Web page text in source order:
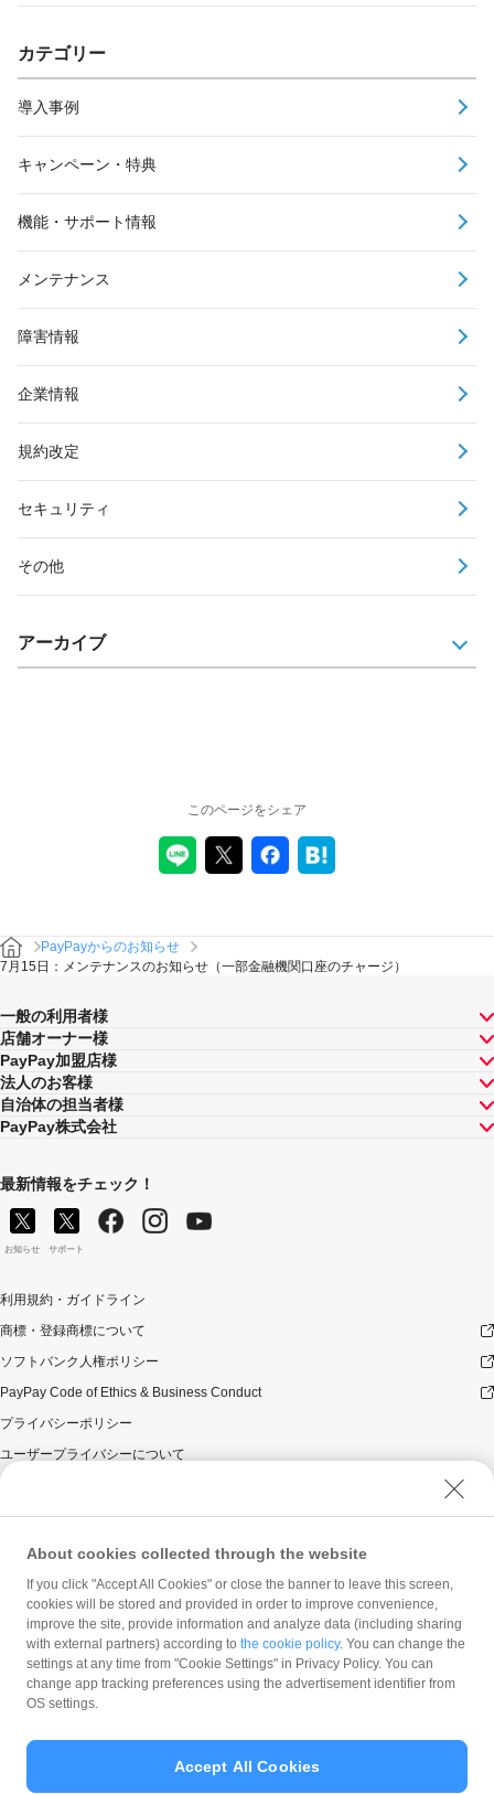
カテゴリー
導入事例
キャンペーン・特典
機能・サポート情報
メンテナンス
障害情報
企業情報
規約改定
セキュリティ
その他
アーカイブ
このページをシェア
PayPayからのお知らせ
7月15日：メンテナンスのお知らせ（一部金融機関口座のチャージ）
一般の利用者様
店舗オーナー様
PayPay加盟店様
法人のお客様
自治体の担当者様
PayPay株式会社
最新情報をチェック！
お知らせ サポート
利用規約・ガイドライン
商標・登録商標について
ソフトバンク人権ポリシー
PayPay Code of Ethics & Business Conduct
プライバシーポリシー
ユーザープライバシーについて
ウェブサイト利用規約
反社会的勢力に対する方針
勧誘方針
マネロン等基本方針
カスタマーハラスメントに関する当社の考え方
About cookies collected through the website
If you click "Accept All Cookies" or close the banner to leave this screen,
cookies will be stored and provided in order to improve convenience,
improve the site, provide information and analyze data (including sharing
with external partners) according to the cookie policy. You can change the
settings at any time from "Cookie Settings" in Privacy Policy. You can
change app tracking preferences using the advertisement identifier from
OS settings.
Accept All Cookies